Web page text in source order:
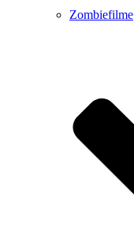
Zombiefilme